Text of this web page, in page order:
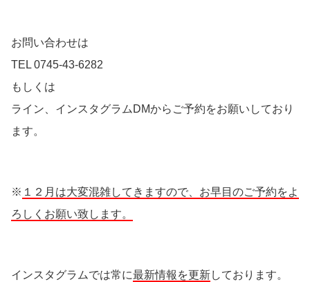
お問い合わせは
TEL 0745-43-6282
もしくは
ライン、インスタグラムDMからご予約をお願いしており
ます。
※ １２月は大変混雑してきますので、お早目のご予約をよ
ろしくお願い致します。
インスタグラムでは常に最新情報を更新しております。